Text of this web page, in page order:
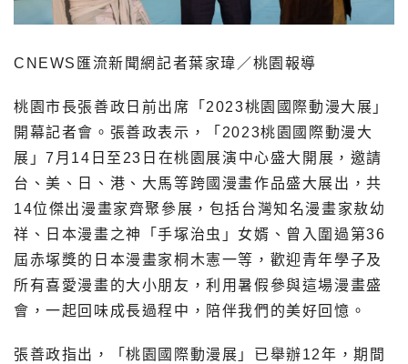
CNEWS匯流新聞網記者葉家瑋／桃園報導
桃園市長張善政日前出席「2023桃園國際動漫大展」
開幕記者會。張善政表示，「2023桃園國際動漫大
展」7月14日至23日在桃園展演中心盛大開展，邀請
台、美、日、港、大馬等跨國漫畫作品盛大展出，共
14位傑出漫畫家齊聚參展，包括台灣知名漫畫家敖幼
祥、日本漫畫之神「手塚治虫」女婿、曾入圍過第36
屆赤塚獎的日本漫畫家桐木憲一等，歡迎青年學子及
所有喜愛漫畫的大小朋友，利用暑假參與這場漫畫盛
會，一起回味成長過程中，陪伴我們的美好回憶。
張善政指出，「桃園國際動漫展」已舉辦12年，期間